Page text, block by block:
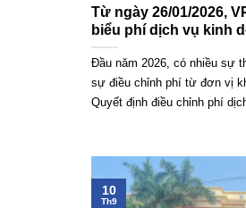
Từ ngày 26/01/2026,
biểu phí dịch vụ kinh
Đầu năm 2026, có nhiều sự
sự điều chỉnh phí từ đơn vị
Quyết định điều chỉnh phí
10
Th9